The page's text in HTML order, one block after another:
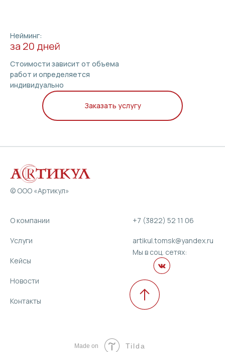
Нейминг:
за 20 дней
Стоимости зависит от объема
работ и определяется
индивидуально
Заказать услугу
+7 (3822) 52 11 06
artikul.tomsk@yandex.ru
Мы в соц. сетях:
O компании
Услуги
Кейсы
Новости
Контакты
© ООО «Артикул»
Made on Tilda